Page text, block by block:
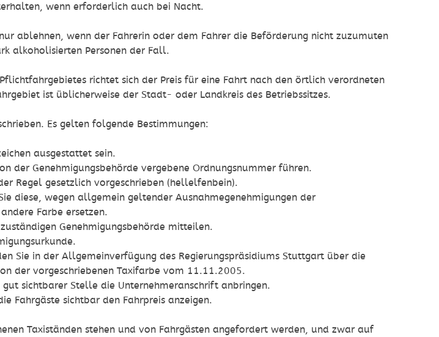
wenn erforderlich auch bei Nacht.
ablehnen, wenn der Fahrerin oder dem Fahrer die Beförderung nicht zuzumuten
alkoholisierten Personen der Fall.
richtet sich der Preis für eine Fahrt nach den örtlich verordneten
ist üblicherweise der Stadt- oder Landkreis des Betriebssitzes.
Es gelten folgende Bestimmungen:
ausgestattet sein.
der Genehmigungsbehörde vergebene Ordnungsnummer führen.
Regel gesetzlich vorgeschrieben (hellelfenbein).
diese, wegen allgemein geltender Ausnahmegenehmigungen der
Farbe ersetzen.
Genehmigungsbehörde mitteilen.
Sie in der Allgemeinverfügung des Regierungspräsidiums Stuttgart über die
der vorgeschriebenen Taxifarbe vom 11.11.2005.
gut sichtbarer Stelle die Unternehmeranschrift anbringen.
Fahrgäste sichtbar den Fahrpreis anzeigen.
Taxiständen stehen und von Fahrgästen angefordert werden, und zwar auf